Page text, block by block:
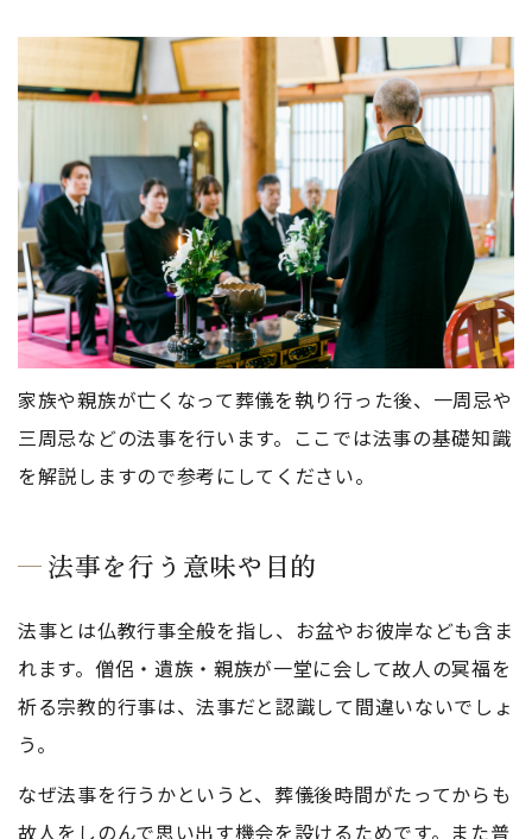
家族や親族が亡くなって葬儀を執り行った後、一周忌や
三周忌などの法事を行います。ここでは法事の基礎知識
を解説しますので参考にしてください。
法事を行う意味や目的
法事とは仏教行事全般を指し、お盆やお彼岸なども含ま
れます。僧侶・遺族・親族が一堂に会して故人の冥福を
祈る宗教的行事は、法事だと認識して間違いないでしょ
う。
なぜ法事を行うかというと、葬儀後時間がたってからも
故人をしのんで思い出す機会を設けるためです。また普